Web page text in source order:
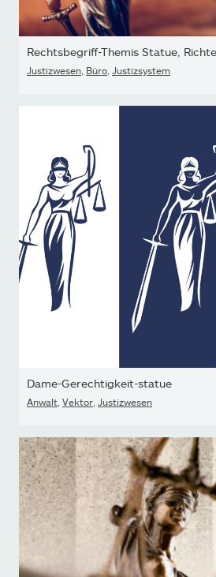
Rechtsbegriff-Themis Statue,
Justizwesen Büro Justizsystem
Dame-Gerechtigkeit-statue
Anwalt Vektor Justizwesen